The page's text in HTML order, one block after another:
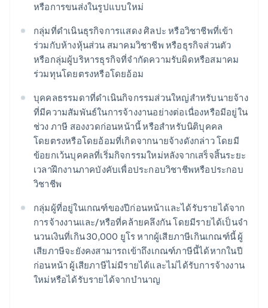
หรือการขนส่งในรูปแบบใหม่
กลุ่มที่ดําเนินธุรกิจการแสดง ศิลปะ หรือวิชาชีพที่เข้า
ร่วมกับห้างหุ้นส่วน สมาคมวิชาชีพ หรือธุรกิจส่วนตัว
หรือกลุ่มผู้บริหารธุรกิจที่จํากัดความรับผิดหรือสมาคม
ร่วมทุนโดยตรงหรือโดยอ้อม
บุคคลธรรมดาที่ดําเนินกิจกรรมส่วนใหญ่สําหรับนายจ้าง
ที่มีความสัมพันธ์ในการจ้างงานอย่างต่อเนื่องหรือมีอยู่ใน
ช่วง ภาษี สองงวดก่อนหน้านี้ หรือสําหรับนิติบุคคล
โดยตรงหรือโดยอ้อมที่เกิดจากนายจ้างดังกล่าว โดยมี
ข้อยกเว้นบุคคลที่เริ่มกิจกรรมใหม่หลังจากเสร็จสิ้นระยะ
เวลาฝึกงานภาคบังคับเพื่อประกอบวิชาชีพหรือประกอบ
วิชาชีพ
กลุ่มผู้ที่อยู่ในเกณฑ์ของปีก่อนหน้าและได้รับรายได้จาก
การจ้างงานและ/หรือที่คล้ายคลึงกัน โดยมีรายได้เป็นจํา
นวนเงินที่เกิน 30,000 ยูโร หากผู้เสียภาษีเกินเกณฑ์นี้ ผู้
เสียภาษีจะยังคงสามารถเข้าถึงเกณฑ์ภาษีนี้ได้หากในปี
ก่อนหน้า ผู้เสียภาษีไม่มีรายได้และไม่ได้รับการจ้างงาน
ใหม่หรือได้รับรายได้จากบํานาญ